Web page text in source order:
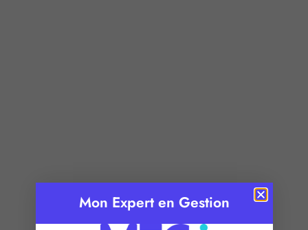
Publié le : 29 avril 2025
Temps de lecture : 2 minutes
Mon Expert en Gestion